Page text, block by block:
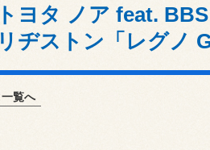
トヨタ ノア feat.
リヂストン「レグノ
一覧へ